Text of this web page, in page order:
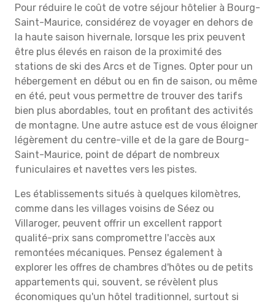
Pour réduire le coût de votre séjour hôtelier à Bourg-
Saint-Maurice, considérez de voyager en dehors de
la haute saison hivernale, lorsque les prix peuvent
être plus élevés en raison de la proximité des
stations de ski des Arcs et de Tignes. Opter pour un
hébergement en début ou en fin de saison, ou même
en été, peut vous permettre de trouver des tarifs
bien plus abordables, tout en profitant des activités
de montagne. Une autre astuce est de vous éloigner
légèrement du centre-ville et de la gare de Bourg-
Saint-Maurice, point de départ de nombreux
funiculaires et navettes vers les pistes.
Les établissements situés à quelques kilomètres,
comme dans les villages voisins de Séez ou
Villaroger, peuvent offrir un excellent rapport
qualité-prix sans compromettre l'accès aux
remontées mécaniques. Pensez également à
explorer les offres de chambres d'hôtes ou de petits
appartements qui, souvent, se révèlent plus
économiques qu'un hôtel traditionnel, surtout si